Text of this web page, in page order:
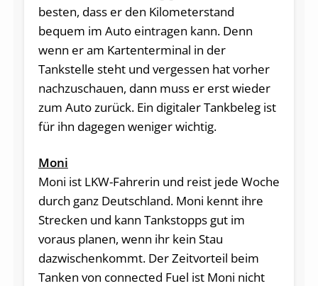
besten, dass er den Kilometerstand
bequem im Auto eintragen kann. Denn
wenn er am Kartenterminal in der
Tankstelle steht und vergessen hat vorher
nachzuschauen, dann muss er erst wieder
zum Auto zurück. Ein digitaler Tankbeleg ist
für ihn dagegen weniger wichtig.
Moni
Moni ist LKW-Fahrerin und reist jede Woche
durch ganz Deutschland. Moni kennt ihre
Strecken und kann Tankstopps gut im
voraus planen, wenn ihr kein Stau
dazwischenkommt. Der Zeitvorteil beim
Tanken von connected Fuel ist Moni nicht